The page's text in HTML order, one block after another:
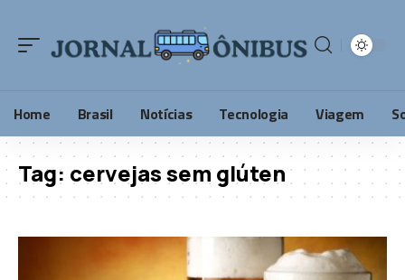
Home Brasil Notícias Tecnologia Viagem
Tag: cervejas sem glúten